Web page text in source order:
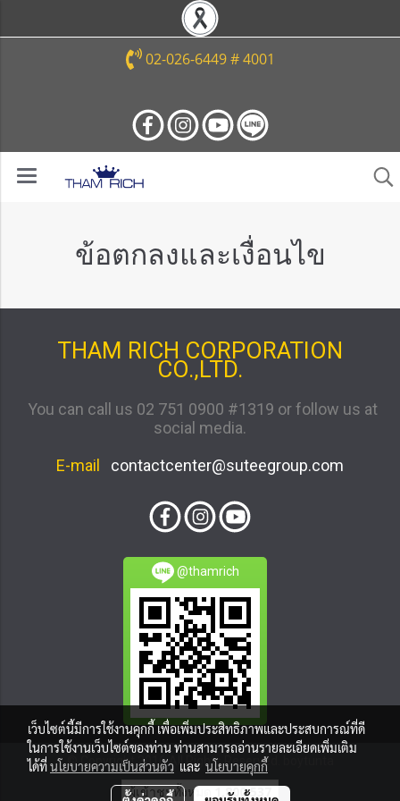
02-026-6449 # 4001
ข้อตกลงและเงื่อนไข
THAM RICH CORPORATION
CO.,LTD.
You can call us 02 751 0900 #1319 or follow us at
social media.
E-mail contactcenter@suteegroup.com
@thamrich
© Copyright 2016 All Rights Reserved. boytunta
ผู้เข้าชมทั้งหมด1,800,537
เว็บไซต์นี้มีการใช้งานคุกกี้ เพื่อเพิ่มประสิทธิภาพและประสบการณ์ที่ดี
ในการใช้งานเว็บไซต์ของท่าน ท่านสามารถอ่านรายละเอียดเพิ่มเติม
ได้ที่นโยบายความเป็นส่วนตัว และ นโยบายคุกกี้